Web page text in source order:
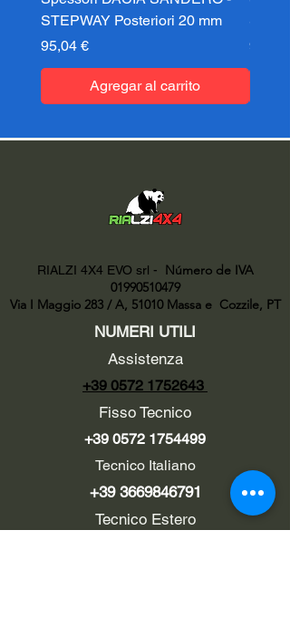
STEPWAY Posteriori 20 mm
Precio
95,04 €
Agregar al carrito
Precio
95,04 €
RIALZI 4X4 EVO srl -
Número de IVA
01990510479
Via I Maggio 283 / A, 51010 Massa e Cozzile, PT
NUMERI UTILI
Assistenza
+39 0572 1752643
Fisso Tecnico
+39 0572 1754499
Tecnico Italiano
+39 3669846791
Tecnico Estero